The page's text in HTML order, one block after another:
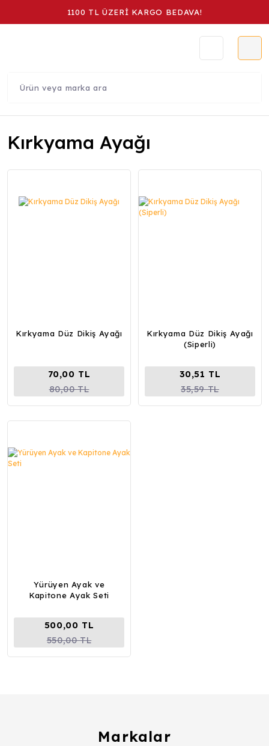
1100 TL ÜZERİ KARGO BEDAVA!
Kırkyama Ayağı
Kırkyama Düz Dikiş Ayağı
70,00 TL
80,00 TL
Kırkyama Düz Dikiş Ayağı
(Siperli)
30,51 TL
35,59 TL
Yürüyen Ayak ve
Kapitone Ayak Seti
500,00 TL
550,00 TL
Markalar